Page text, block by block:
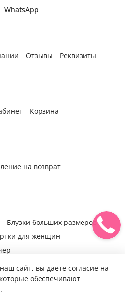
Отзывы
Реквизиты
Корзина
на возврат
Блузки больших размеров
для женщин
WhatsApp
сайт, вы даете согласие на
обеспечивают